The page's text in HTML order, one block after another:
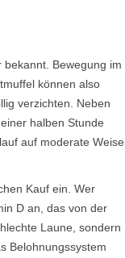
Bewegung im
können also
verzichten. Neben
halben Stunde
auf moderate Weise
Kauf ein. Wer
D an, das von der
Laune, sondern
Belohnungssystem